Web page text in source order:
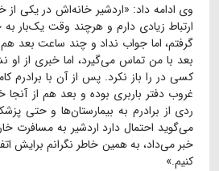
وی ادامه داد: «اردشیر خانه‌اش در یکی
ارتباط زیادی دارم و هرچند وقت
گرفتم، اما جواب نداد و چند ساعت بعد
بعد با من تماس می‌گیرد، اما خبری از
کسی در را باز نکرد. پس از آن با برادرم
غروب دفتر باربری بوده و بعد هم از
ردی از برادرم به بیمارستان‌ها و حتی
می‌گوید احتمال دارد اردشیر به مسافرت
خبر می‌داد، به همین خاطر نگرانم برایش
کنیم.»